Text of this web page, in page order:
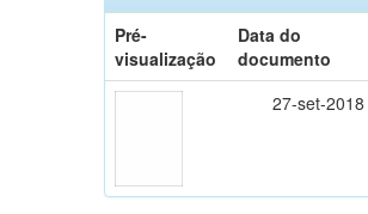
Pré-
visualização
Data do
documento
27-set-2018